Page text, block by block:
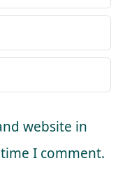
website in
I comment.